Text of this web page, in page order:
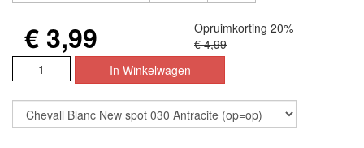
€ 3,99
Opruimkorting 20%
€ 4,99